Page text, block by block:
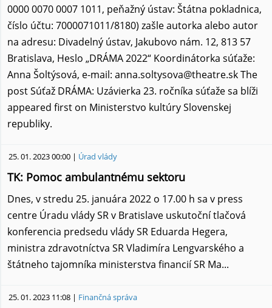
0000 0070 0007 1011, peňažný ústav: Štátna pokladnica,
číslo účtu: 7000071011/8180) zašle autorka alebo autor
na adresu: Divadelný ústav, Jakubovo nám. 12, 813 57
Bratislava, Heslo „DRÁMA 2022“ Koordinátorka súťaže:
Anna Šoltýsová, e-mail: anna.soltysova@theatre.sk The
post Súťaž DRÁMA: Uzávierka 23. ročníka súťaže sa blíži
appeared first on Ministerstvo kultúry Slovenskej
republiky.
25. 01. 2023 00:00 | Úrad vlády
TK: Pomoc ambulantnému sektoru
Dnes, v stredu 25. januára 2022 o 17.00 h sa v press
centre Úradu vlády SR v Bratislave uskutoční tlačová
konferencia predsedu vlády SR Eduarda Hegera,
ministra zdravotníctva SR Vladimíra Lengvarského a
štátneho tajomníka ministerstva financií SR Ma...
25. 01. 2023 11:08 | Finančná správa